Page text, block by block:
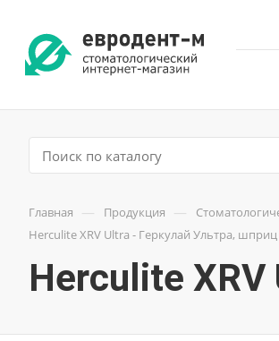
Главная — Продукция —
Herculite XRV Ultra - Геркулай Ультра,
Herculite XRV